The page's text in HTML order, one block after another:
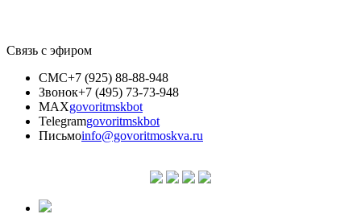
Связь с эфиром
СМС+7 (925) 88-88-948
Звонок+7 (495) 73-73-948
MAXgovoritmskbot
Telegramgovoritmskbot
Письмоinfo@govoritmoskva.ru